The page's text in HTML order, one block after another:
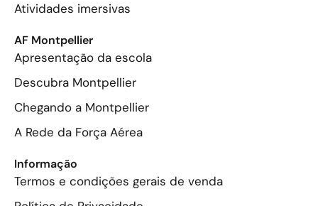
Atividades imersivas
AF Montpellier
Apresentação da escola
Descubra Montpellier
Chegando a Montpellier
A Rede da Força Aérea
Informação
Termos e condições gerais de venda